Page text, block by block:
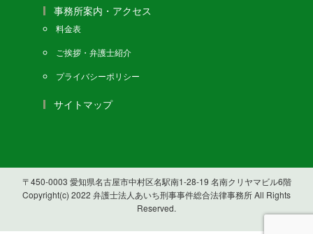
事務所案内・アクセス
料金表
ご挨拶・弁護士紹介
プライバシーポリシー
サイトマップ
〒450-0003 愛知県名古屋市中村区名駅南1-28-19 名南クリヤマビル6階
Copyright(c) 2022 弁護士法人あいち刑事事件総合法律事務所 All Rights
Reserved.